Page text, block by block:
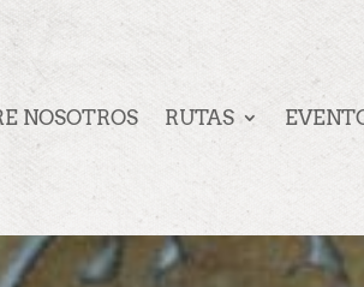
NOSOTROS RUTAS